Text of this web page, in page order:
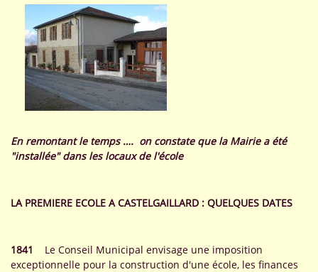
En remontant le temps …. on constate que la Mairie a été
"installée" dans les locaux de l'école
LA PREMIERE ECOLE A CASTELGAILLARD : QUELQUES DATES
1841
Le Conseil Municipal envisage une imposition
exceptionnelle pour la construction d'une école, les finances